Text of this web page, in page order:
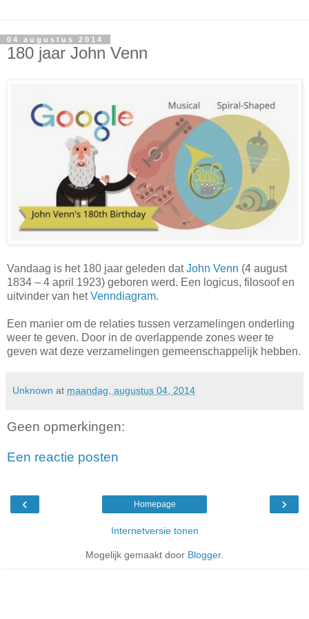
04 augustus 2014
180 jaar John Venn
Vandaag is het 180 jaar geleden datJohn Venn (4 august
1834 – 4 april 1923) geboren werd. Een logicus, filosoof en
uitvinder van hetVenndiagram.
Een manier om de relaties tussen verzamelingen onderling
weer te geven. Door in de overlappende zones weer te
geven wat deze verzamelingen gemeenschappelijk hebben.
Unknown at maandag, augustus 04, 2014
Geen opmerkingen:
Een reactie posten
‹ ›
Homepage
Internetversie tonen
Mogelijk gemaakt door Blogger.